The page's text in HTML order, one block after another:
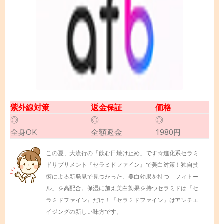
紫外線対策 返金保証
価格
◎
全身OK
◎
全額返金
◎
1980円
この夏、大流行の「飲む日焼け止め」です☆進化系セラミ
ドサプリメント『セラミドファイン』で美白対策！独自技
術による新発見で見つかった、美白効果を持つ「フィトー
ル」を高配合。保湿に加え美白効果を持つセラミドは『セ
ラミドファイン』だけ！『セラミドファイン』はアンチエ
イジングの新しい味方です。